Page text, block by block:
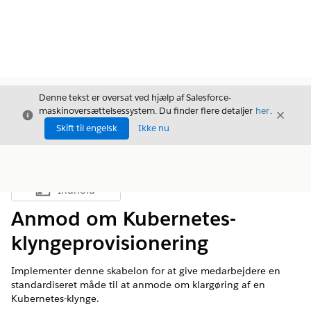
Luk
Denne tekst er oversat ved hjælp af Salesforce-
maskinoversættelsessystem. Du finder flere detaljer her.
Skift til engelsk
Ikke nu
Luk
Vis indholdsfortegnelse
Indhold
Anmod om Kubernetes-
klyngeprovisionering
Implementer denne skabelon for at give medarbejdere en
standardiseret måde til at anmode om klargøring af en
Kubernetes-klynge.